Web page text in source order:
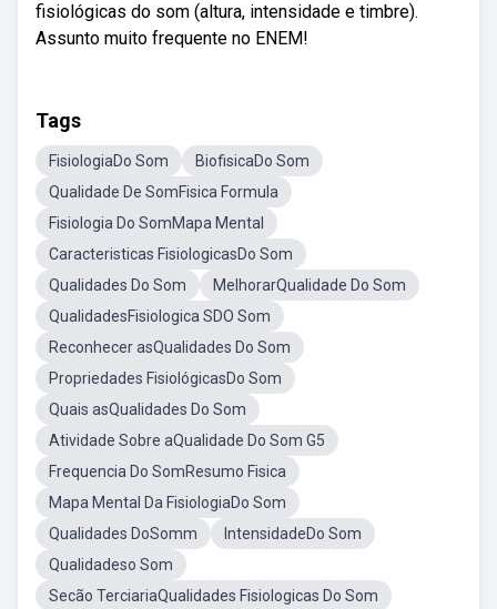
fisiológicas do som (altura, intensidade e timbre).
Assunto muito frequente no ENEM!
Tags
FisiologiaDo Som
BiofisicaDo Som
Qualidade De SomFisica Formula
Fisiologia Do SomMapa Mental
Caracteristicas FisiologicasDo Som
Qualidades Do Som
MelhorarQualidade Do Som
QualidadesFisiologica SDO Som
Reconhecer asQualidades Do Som
Propriedades FisiológicasDo Som
Quais asQualidades Do Som
Atividade Sobre aQualidade Do Som G5
Frequencia Do SomResumo Fisica
Mapa Mental Da FisiologiaDo Som
Qualidades DoSomm
IntensidadeDo Som
Qualidadeso Som
Secão TerciariaQualidades Fisiologicas Do Som